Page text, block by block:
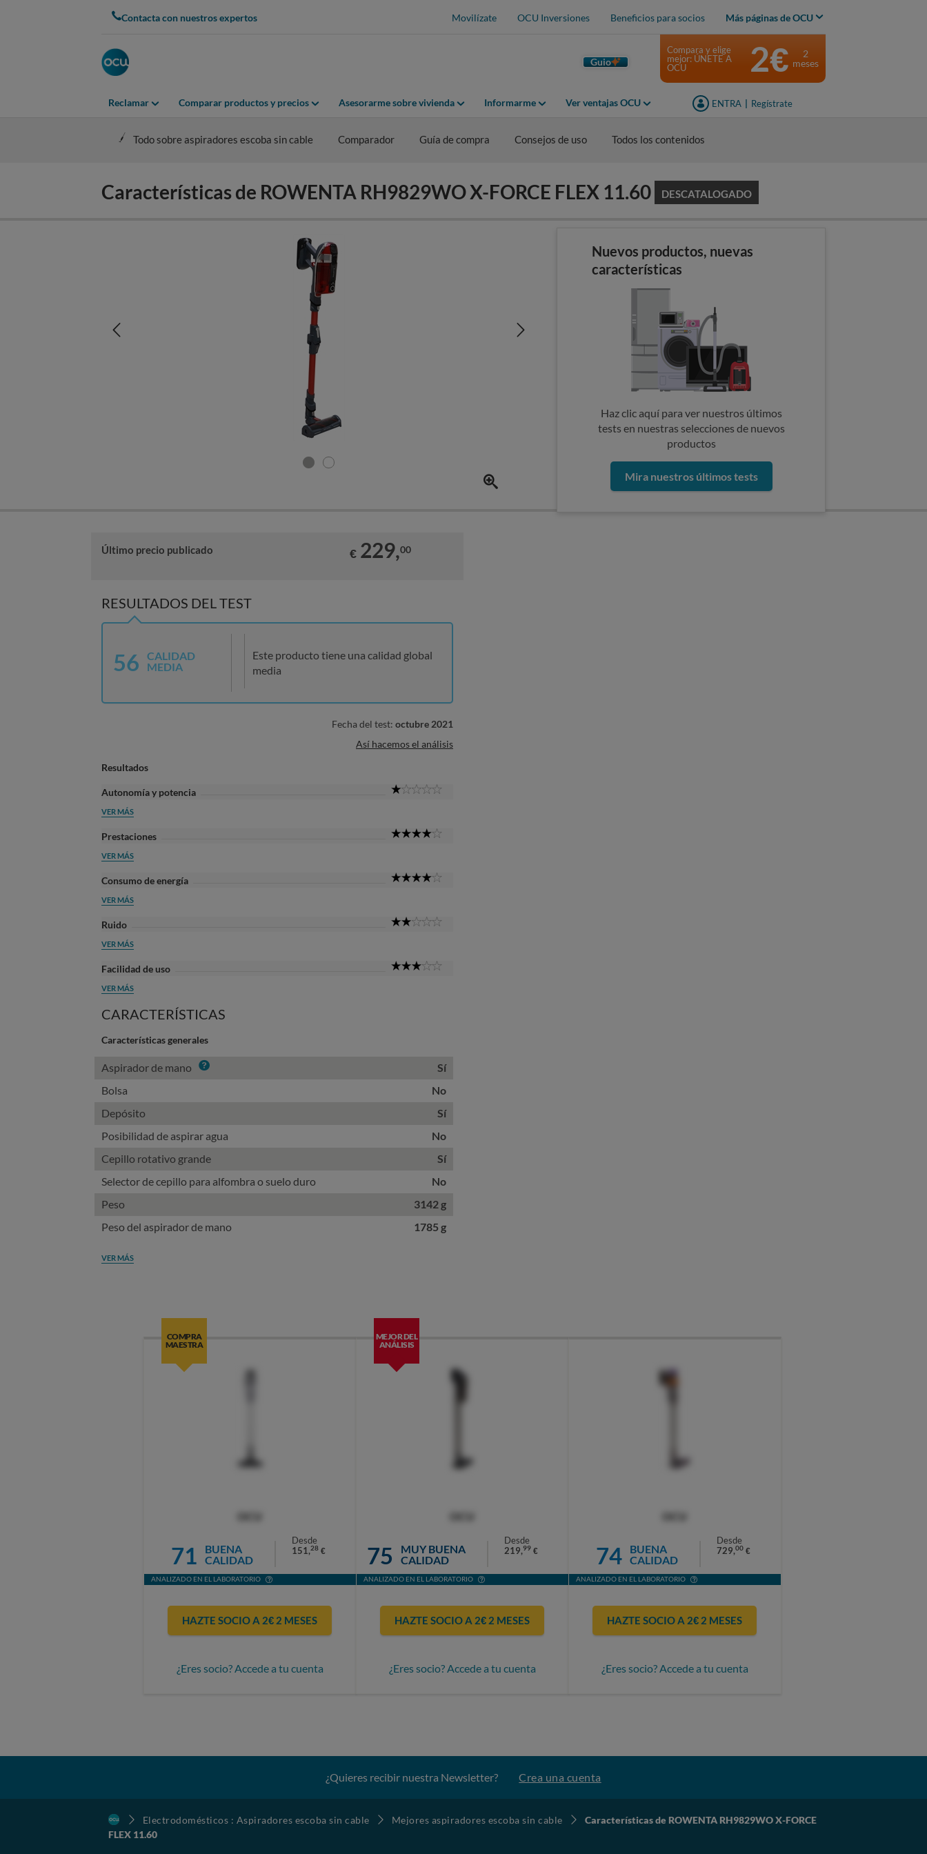
Contacta con nuestros expertos Movilízate OCU Inversiones Beneficios para socios Más páginas de OCU
Guio
Reclamar Comparar productos y precios Asesorarme sobre vivienda Informarme Ver ventajas OCU ENTRA Regístrate
Compara y elige
mejor: ÚNETE A
OCU
2€
2
meses
Todo sobre aspiradores escoba sin cable Comparador Guía de compra Consejos de uso Todos los contenidos
Características de ROWENTA RH9829WO X-FORCE FLEX 11.60 DESCATALOGADO
Nuevos productos, nuevas
características
Haz clic aquí para ver nuestros últimos
tests en nuestras selecciones de nuevos
productos
Mira nuestros últimos tests
Último precio publicado € 229,00
RESULTADOS DEL TEST
56
CALIDAD
MEDIA
Este producto tiene una calidad global
media
Fecha del test: octubre 2021
Así hacemos el análisis
Resultados
Autonomía y potencia
VER MÁS
Prestaciones
VER MÁS
Consumo de energía
VER MÁS
Ruido
VER MÁS
Facilidad de uso
VER MÁS
CARACTERÍSTICAS
Características generales
Aspirador de mano Info
Sí
Bolsa
No
Depósito
Sí
Posibilidad de aspirar agua
No
Cepillo rotativo grande
Sí
Selector de cepillo para alfombra o suelo duro
No
Peso
3142 g
Peso del aspirador de mano
1785 g
VER MÁS
COMPRA
MAESTRA
71
BUENA
CALIDAD
Desde
151,28 €
ANALIZADO EN EL LABORATORIO
HAZTE SOCIO A 2€ 2 MESES
¿Eres socio? Accede a tu cuenta
MEJOR DEL
ANÁLISIS
75
MUY BUENA
CALIDAD
Desde
219,99 €
ANALIZADO EN EL LABORATORIO
HAZTE SOCIO A 2€ 2 MESES
¿Eres socio? Accede a tu cuenta
74
BUENA
CALIDAD
Desde
729,00 €
ANALIZADO EN EL LABORATORIO
HAZTE SOCIO A 2€ 2 MESES
¿Eres socio? Accede a tu cuenta
¿Quieres recibir nuestra Newsletter? Crea una cuenta
Electrodomésticos : Aspiradores escoba sin cable Mejores aspiradores escoba sin cable
Características de ROWENTA RH9829WO X-FORCE
FLEX 11.60